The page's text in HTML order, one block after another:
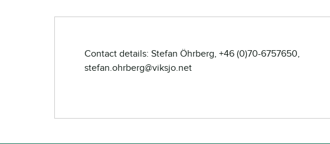
Contact details: Stefan Öhrberg, +46 (0)70-6757650,
stefan.ohrberg@viksjo.net